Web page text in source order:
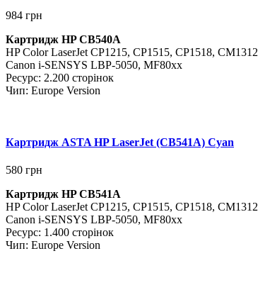
984 грн
Картридж HP CB540A
HPColor LaserJet CP1215, CP1515, CP1518, CM1312
Canon i-SENSYS LBP-5050, MF80xx
Ресурс: 2.200 сторінок
Чип: Europe Version
Картридж ASTA HP LaserJet (CB541A) Cyan
580 грн
Картридж HP CB541A
HPColor LaserJet CP1215, CP1515, CP1518, CM1312
Canon i-SENSYS LBP-5050, MF80xx
Ресурс: 1.400 сторінок
Чип: Europe Version